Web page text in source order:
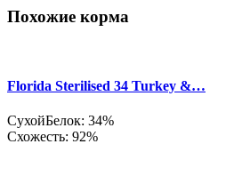
Похожие корма
Florida Sterilised 34 Turkey &…
СухойБелок: 34%
Схожесть: 92%